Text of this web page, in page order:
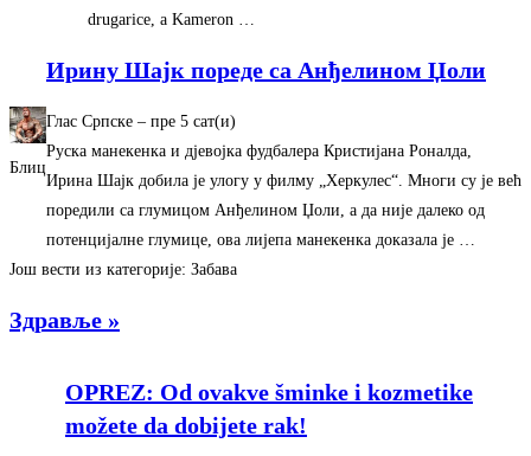
drugarice, a Kameron …
Блиц
Ирину Шајк пореде са Анђелином Џоли
Глас Српске – ‎пре 5 сат(и)‎
Руска манекенка и дјевојка фудбалера Кристијана Роналда,
Ирина Шајк добила је улогу у филму „Херкулес“. Многи су је већ
поредили са глумицом Анђелином Џоли, а да није далеко од
потенцијалне глумице, ова лијепа манекенка доказала је …
Још вести из категорије: Забава
Здравље »
OPREZ: Od ovakve šminke i kozmetike
možete da dobijete rak!